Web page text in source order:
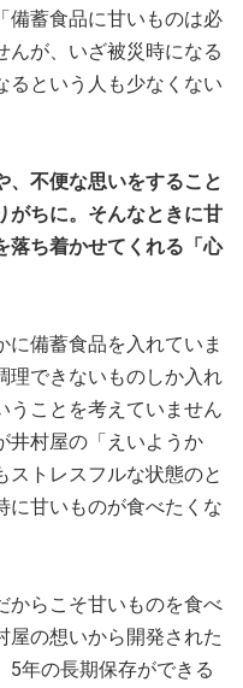
「備蓄食品に甘いものは必
んが、いざ被災時になる
るという人も少なくない
、不便な思いをすること
がちに。そんなときに甘
落ち着かせてくれる「心
備蓄食品を入れていま
理できないものしか入れ
うことを考えていません
井村屋の「えいようか
ストレスフルな状態のと
に甘いものが食べたくな
からこそ甘いものを食べ
屋の想いから開発された
5年の長期保存ができる